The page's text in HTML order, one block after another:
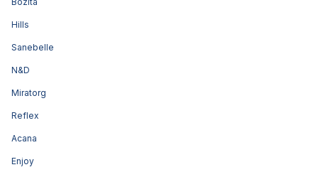
Hills
Sanebelle
N&D
Miratorg
Reflex
Acana
Enjoy